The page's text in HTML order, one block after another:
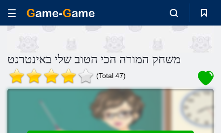
משחק המורה הכי הטוב שלי באינטרנט
(Total 47)